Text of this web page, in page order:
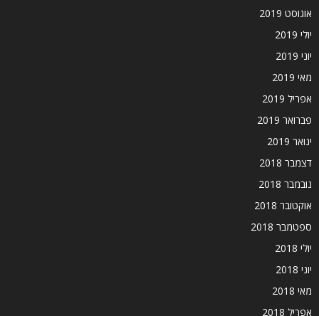
אוגוסט 2019
יולי 2019
יוני 2019
מאי 2019
אפריל 2019
פברואר 2019
ינואר 2019
דצמבר 2018
נובמבר 2018
אוקטובר 2018
ספטמבר 2018
יולי 2018
יוני 2018
מאי 2018
אפריל 2018